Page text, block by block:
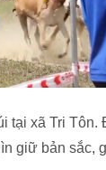
tại xã Tri
giữ bản sắc,